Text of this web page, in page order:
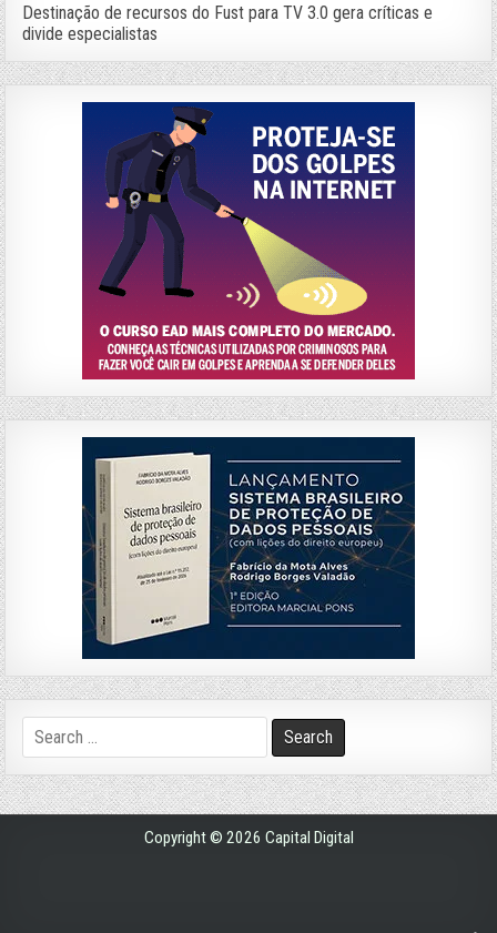
Destinação de recursos do Fust para TV 3.0 gera críticas e
divide especialistas
Search
for:
Copyright © 2026 Capital Digital